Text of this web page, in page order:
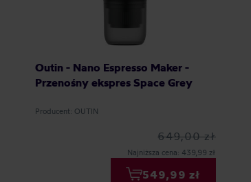
Outin - Nano Espresso Maker -
Przenośny ekspres Space Grey
Producent: OUTIN
649,00 zł
Najniższa cena: 439,99 zł
549,99 zł